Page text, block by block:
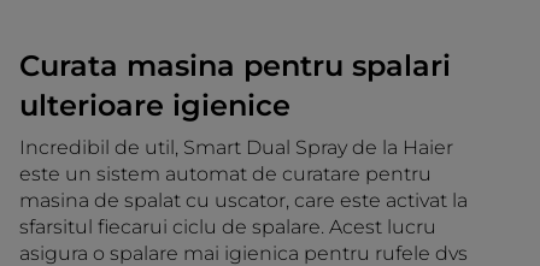
Curata masina pentru spalari
ulterioare igienice
Incredibil de util, Smart Dual Spray de la Haier
este un sistem automat de curatare pentru
masina de spalat cu uscator, care este activat la
sfarsitul fiecarui ciclu de spalare. Acest lucru
asigura o spalare mai igienica pentru rufele dvs